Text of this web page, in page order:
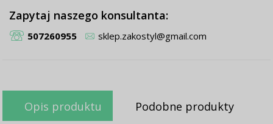
Zapytaj naszego konsultanta:
507260955 sklep.zakostyl@gmail.com
Opis produktu Podobne produkty